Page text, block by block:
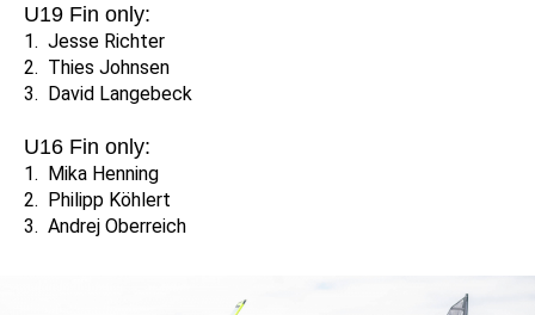
U19 Fin only:
1. Jesse Richter
2. Thies Johnsen
3. David Langebeck
U16 Fin only:
1. Mika Henning
2. Philipp Köhlert
3. Andrej Oberreich